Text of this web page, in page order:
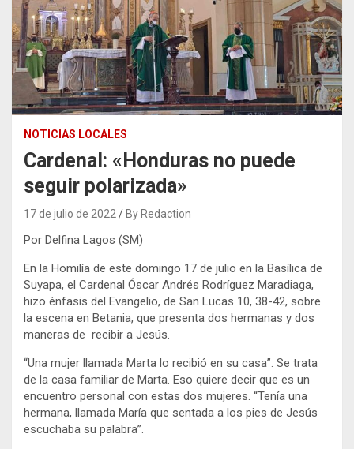
NOTICIAS LOCALES
Cardenal: «Honduras no puede
seguir polarizada»
17 de julio de 2022 By Redaction
Por Delfina Lagos (SM)
En la Homilía de este domingo 17 de julio en la Basílica de
Suyapa, el Cardenal Óscar Andrés Rodríguez Maradiaga,
hizo énfasis del Evangelio, de San Lucas 10, 38-42, sobre
la escena en Betania, que presenta dos hermanas y dos
maneras de recibir a Jesús.
“Una mujer llamada Marta lo recibió en su casa”. Se trata
de la casa familiar de Marta. Eso quiere decir que es un
encuentro personal con estas dos mujeres. “Tenía una
hermana, llamada María que sentada a los pies de Jesús
escuchaba su palabra”.